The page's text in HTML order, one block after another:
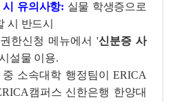
유의사항: 실물 학생증으로
시 반드시
신청 메뉴에서 '신분증 사
설물 이용.
소속대학 행정팀이 ERICA
캠퍼스 신한은행 한양대